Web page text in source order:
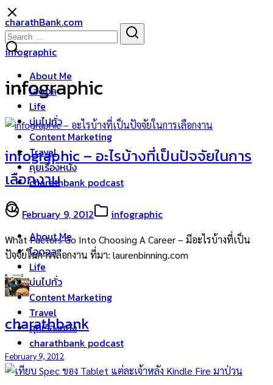
Skip
to
content
charathBank.com
About Me
ไอดอล
Life
บ่นไปทั่ว
Content Marketing
Travel
คุยเรื่องหนัง
charathbank podcast
About Me
ไอดอล
Life
บ่นไปทั่ว
Content Marketing
Travel
คุยเรื่องหนัง
charathbank podcast
Search
for:
infographic
infographic
infographic – อะไรบ้างที่เป็นปัจจัยในการ
เลือกงาน
February 9, 2012 infographic
What Factors Go Into Choosing A Career – มีอะไรบ้างที่เป็น
ปัจจัยในการเลือกงาน ที่มา: laurenbinning.com
charathbank
February 9, 2012